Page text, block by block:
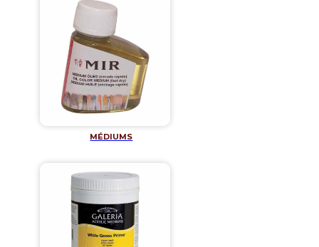
MÉDIUMS